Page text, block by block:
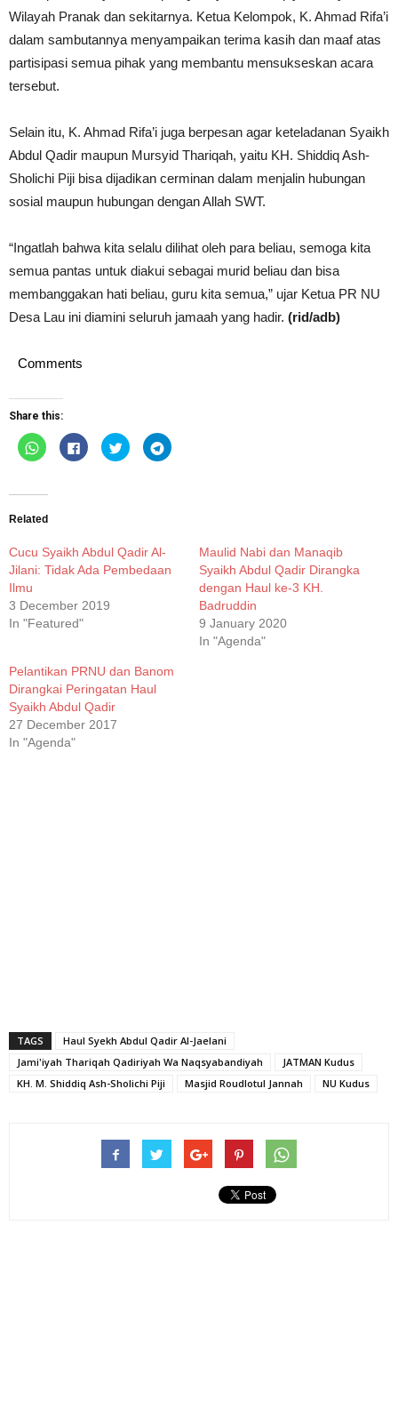
Wilayah Pranak dan sekitarnya. Ketua Kelompok, K. Ahmad Rifa’i
dalam sambutannya menyampaikan terima kasih dan maaf atas
partisipasi semua pihak yang membantu mensukseskan acara
tersebut.
Selain itu, K. Ahmad Rifa’i juga berpesan agar keteladanan Syaikh
Abdul Qadir maupun Mursyid Thariqah, yaitu KH. Shiddiq Ash-
Sholichi Piji bisa dijadikan cerminan dalam menjalin hubungan
sosial maupun hubungan dengan Allah SWT.
“Ingatlah bahwa kita selalu dilihat oleh para beliau, semoga kita
semua pantas untuk diakui sebagai murid beliau dan bisa
membanggakan hati beliau, guru kita semua,” ujar Ketua PR NU
Desa Lau ini diamini seluruh jamaah yang hadir. (rid/adb)
Comments
Share this:
Click
to
share
(Opens
new
Click
to
share
Click
to
share
Click
to
Related
Cucu Syaikh Abdul Qadir Al-
Jilani: Tidak Ada Pembedaan
Ilmu
3 December 2019
In "Featured"
Maulid Nabi dan Manaqib
Syaikh Abdul Qadir Dirangka
dengan Haul ke-3 KH.
Badruddin
9 January 2020
In "Agenda"
Pelantikan PRNU dan Banom
Dirangkai Peringatan Haul
Syaikh Abdul Qadir
27 December 2017
In "Agenda"
TAGS
Haul Syekh Abdul Qadir Al-Jaelani
Jami'iyah Thariqah Qadiriyah Wa Naqsyabandiyah
JATMAN Kudus
KH. M. Shiddiq Ash-Sholichi Piji
Masjid Roudlotul Jannah NU Kudus